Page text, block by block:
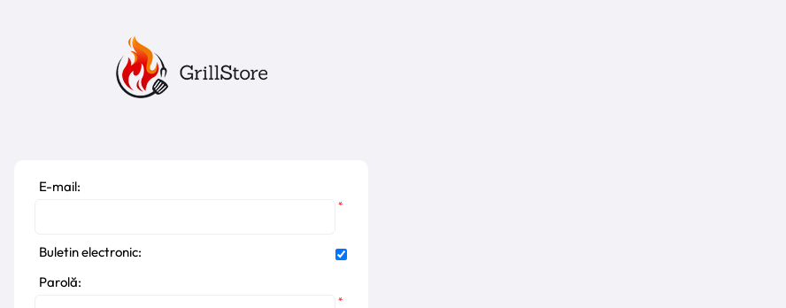
E-mail:
*
Buletin electronic:
Parolă:
*